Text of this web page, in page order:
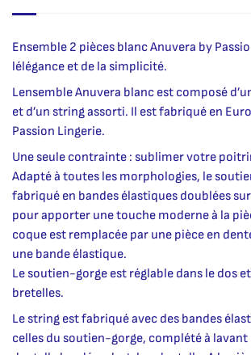
Ensemble 2 pièces blanc Anuvera by
lélégance et de la simplicité.
Lensemble Anuvera blanc est composé
et d’un string assorti. Il est fabriqué en
Passion Lingerie.
Une seule contrainte : sublimer votre
Adapté à toutes les morphologies, le
fabriqué en bandes élastiques doublées
pour apporter une touche moderne à la
coque est remplacée par une pièce en
une bande élastique.
Le soutien-gorge est réglable dans le dos
bretelles.
Le string est fabriqué avec des bandes
celles du soutien-gorge, complété à lavant